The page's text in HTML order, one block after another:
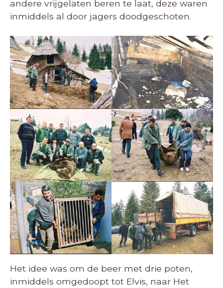
andere vrijgelaten beren te laat, deze waren
inmiddels al door jagers doodgeschoten.
Het idee was om de beer met drie poten,
inmiddels omgedoopt tot Elvis, naar Het